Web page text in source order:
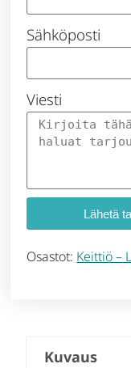
Sähköposti
Viesti
Lähetä
Osastot: Keittiö –
Kuvaus